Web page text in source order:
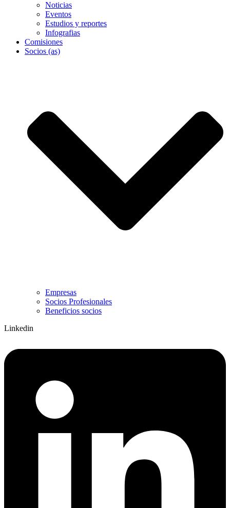
Noticias
Eventos
Estudios y reportes
Infografias
Comisiones
Socios (as)
Empresas
Socios Profesionales
Beneficios socios
Linkedin